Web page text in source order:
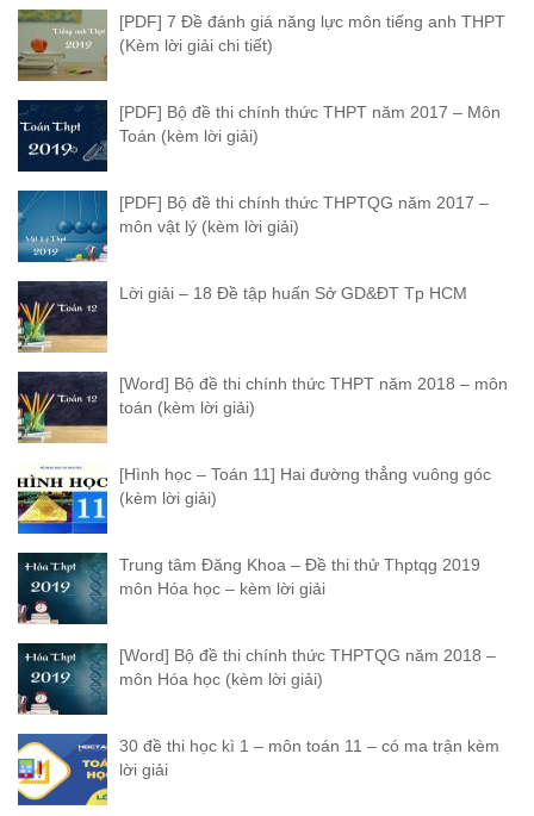
[PDF] 7 Đề đánh giá năng lực môn tiếng anh THPT
(Kèm lời giải chi tiết)
[PDF] Bộ đề thi chính thức THPT năm 2017 – Môn
Toán (kèm lời giải)
[PDF] Bộ đề thi chính thức THPTQG năm 2017 –
môn vật lý (kèm lời giải)
Lời giải – 18 Đề tập huấn Sở GD&ĐT Tp HCM
[Word] Bộ đề thi chính thức THPT năm 2018 – môn
toán (kèm lời giải)
[Hình học – Toán 11] Hai đường thẳng vuông góc
(kèm lời giải)
Trung tâm Đăng Khoa – Đề thi thử Thptqg 2019
môn Hóa học – kèm lời giải
[Word] Bộ đề thi chính thức THPTQG năm 2018 –
môn Hóa học (kèm lời giải)
30 đề thi học kì 1 – môn toán 11 – có ma trận kèm
lời giải